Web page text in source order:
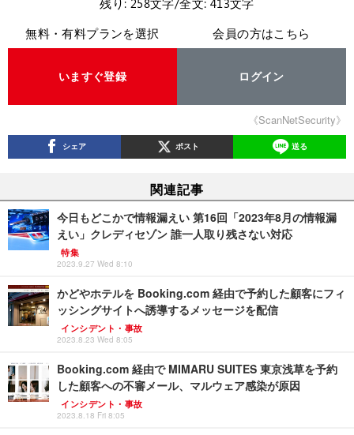
無料・有料プランを選択
いますぐ登録
会員の方はこちら
ログイン
《ScanNetSecurity》
シェア ポスト 送る
関連記事
今日もどこかで情報漏えい 第16回「2023年8月の情報漏
えい」クレディセゾン 誰一人取り残さない対応
特集
2023.9.27 Wed 8:10
かどやホテルを Booking.com 経由で予約した顧客にフィ
ッシングサイトへ誘導するメッセージを配信
インシデント・事故
2023.8.23 Wed 8:05
Booking.com 経由で MIMARU SUITES 東京浅草を予約
した顧客への不審メール、マルウェア感染が原因
インシデント・事故
2023.8.18 Fri 8:05